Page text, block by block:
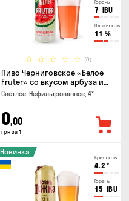
Горечь
7 IBU
Плотность
11 %
(0)
Пиво Черниговское «Белое
Fruter» со вкусом арбуза и
мяты 0.5л
Светлое, Нефильтрованное, 4°
0,00
грн за 1
Крепость
4.2 °
Горечь
15 IBU
Новинка